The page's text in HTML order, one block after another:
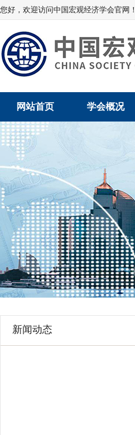
您好，欢迎访问中国宏观经济学会官网！
网站首页 学会概况
学术委员会
学会领导
组织机构
法律顾问
学会章程
新闻动态